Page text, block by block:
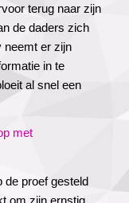
terug naar zijn
de daders zich
neemt er zijn
in te
al snel een
de proef gesteld
om zijn ernstig